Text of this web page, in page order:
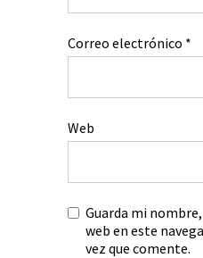
Correo electrónico *
Web
Guarda mi
web en este
vez que comente.